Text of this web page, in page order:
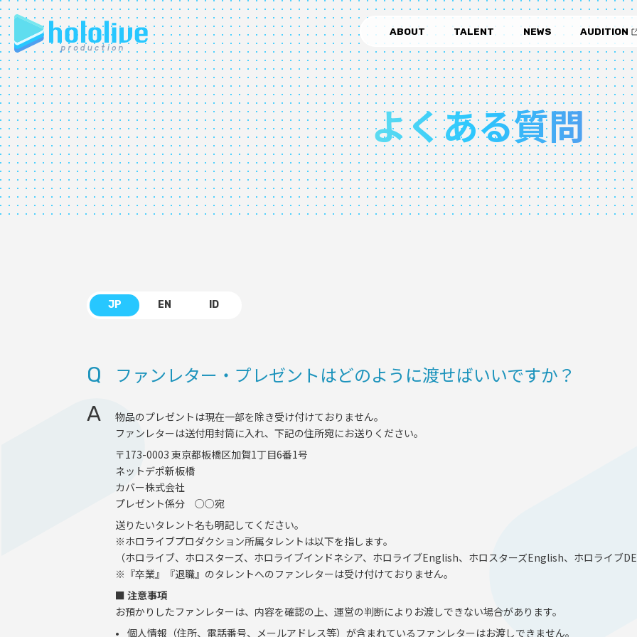
ABOUT TALENT NEWS AUDITION
EN
JP
ABOUT
TALENT
COLLABORATION
SUPPORT ADVERTISING
OFFICIAL SHOP
HOLODULE
会社概要
プライバシーポリシー
未成年の方々へのお願い
二次創作ガイドライン
よくある質問
JP EN ID
Q ファンレター・プレゼントはどのように渡せばいいですか？
A
物品のプレゼントは現在一部を除き受け付けておりません。
ファンレターは送付用封筒に入れ、下記の住所宛にお送りください。
〒173-0003 東京都板橋区加賀1丁目6番1号
ネットデポ新板橋
カバー株式会社
プレゼント係分 ○○宛
送りたいタレント名も明記してください。
※ホロライブプロダクション所属タレントは以下を指します。
（ホロライブ、ホロスターズ、ホロライブインドネシア、ホロライブEnglish、ホロスターズEnglish、ホロライブ
※『卒業』『退職』のタレントへのファンレターは受け付けておりません。
■ 注意事項
お預かりしたファンレターは、内容を確認の上、運営の判断によりお渡しできない場合があります。
個人情報（住所、電話番号、メールアドレス等）が含まれているファンレターはお渡しできません。